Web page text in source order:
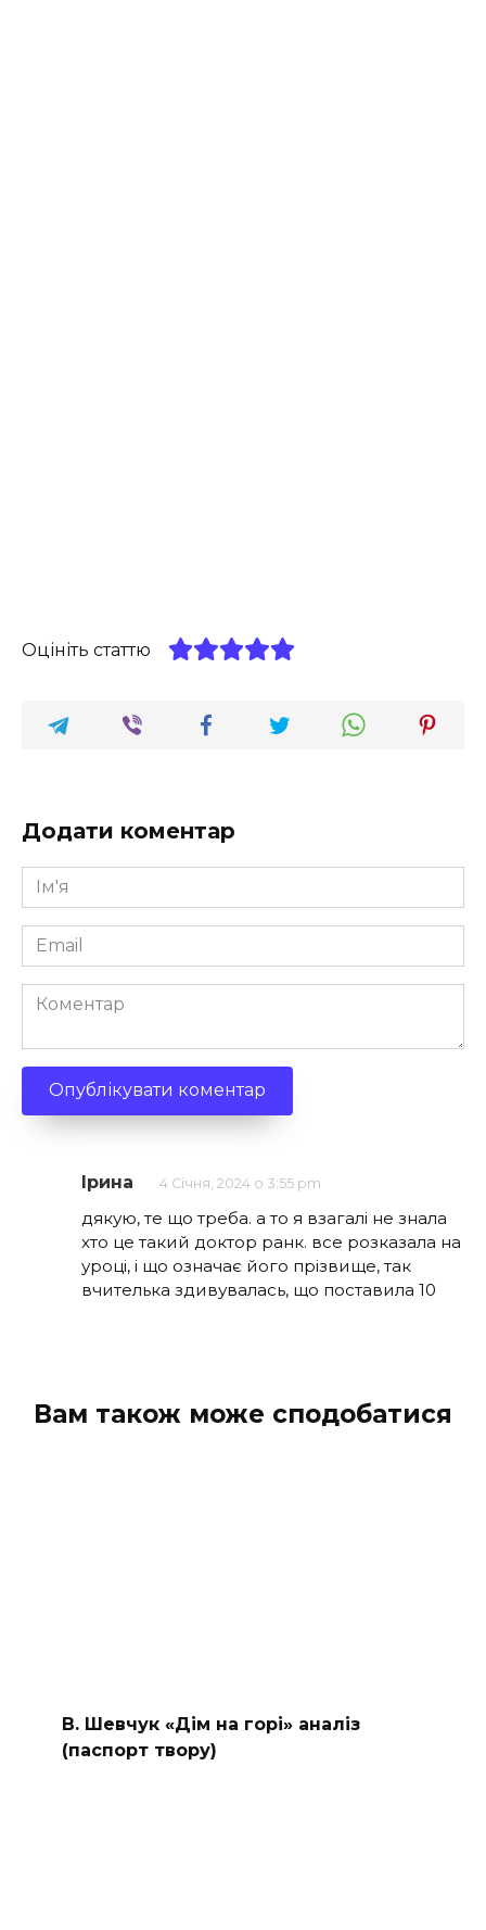
Оцініть статтю
Додати коментар
Ім'я
*
Email
*
Коментар
Ірина 4 Січня, 2024 о 3:55 pm
дякую, те що треба. а то я взагалі не знала
хто це такий доктор ранк. все розказала на
уроці, і що означає його прізвище, так
вчителька здивувалась, що поставила 10
Вам також може сподобатися
В. Шевчук «Дім на горі» аналіз
(паспорт твору)